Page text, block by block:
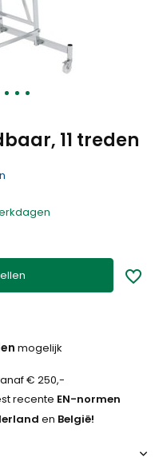
11 treden
mogelijk
€ 250,-
recente EN-normen
en België!